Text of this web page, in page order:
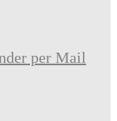
per Mail